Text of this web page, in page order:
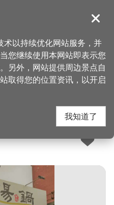
導覽
美食快搜
店
人气：5368
关闭
以持续优化网站服务，并
您继续使用本网站即表示您
另外，网站提供周边景点自
取得您的位置资讯，以开启
我知道了